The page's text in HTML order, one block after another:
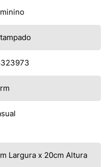
Largura x 20cm Altura